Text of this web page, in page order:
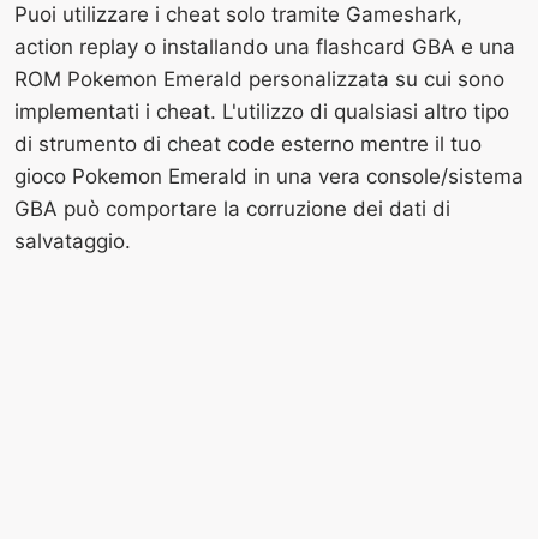
Puoi utilizzare i cheat solo tramite Gameshark,
action replay o installando una flashcard GBA e una
ROM Pokemon Emerald personalizzata su cui sono
implementati i cheat. L'utilizzo di qualsiasi altro tipo
di strumento di cheat code esterno mentre il tuo
gioco Pokemon Emerald in una vera console/sistema
GBA può comportare la corruzione dei dati di
salvataggio.